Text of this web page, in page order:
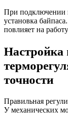
При подключении
установка
повлияет на
Настройка
точности
Правильная
У механических